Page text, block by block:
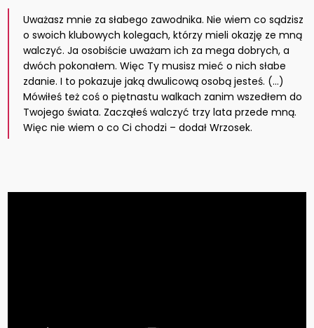
Uważasz mnie za słabego zawodnika. Nie wiem co sądzisz
o swoich klubowych kolegach, którzy mieli okazję ze mną
walczyć. Ja osobiście uważam ich za mega dobrych, a
dwóch pokonałem. Więc Ty musisz mieć o nich słabe
zdanie. I to pokazuje jaką dwulicową osobą jesteś. (…)
Mówiłeś też coś o piętnastu walkach zanim wszedłem do
Twojego świata. Zacząłeś walczyć trzy lata przede mną.
Więc nie wiem o co Ci chodzi – dodał Wrzosek.